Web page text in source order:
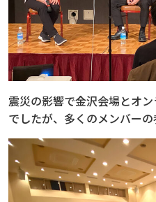
震災の影響で金沢会場とオ
でしたが、多くのメンバーの